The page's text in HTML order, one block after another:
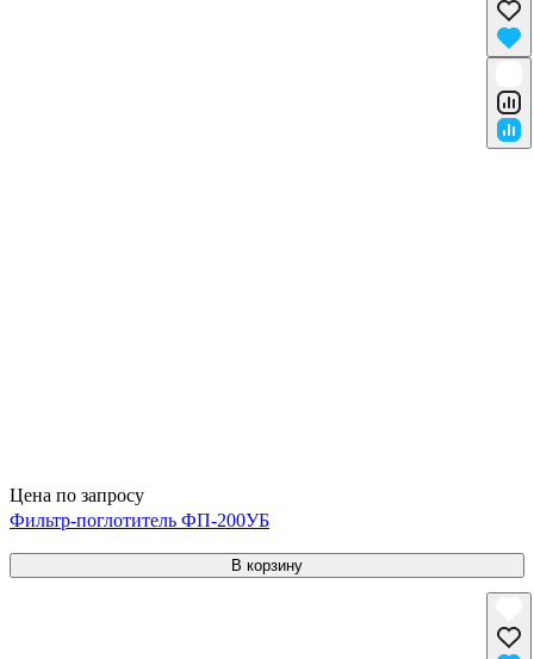
Цена по запросу
Фильтр-поглотитель ФП-200УБ
В корзину